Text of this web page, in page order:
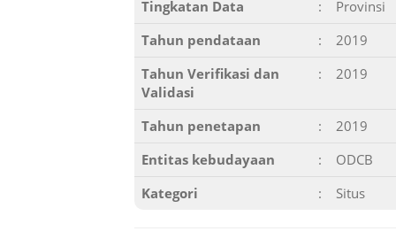
Tingkatan Data :
Provinsi
Tahun pendataan
:
2019
Tahun Verifikasi dan
Validasi
: 2019
Tahun penetapan :
2019
Entitas kebudayaan
:
ODCB
Kategori
: Situs